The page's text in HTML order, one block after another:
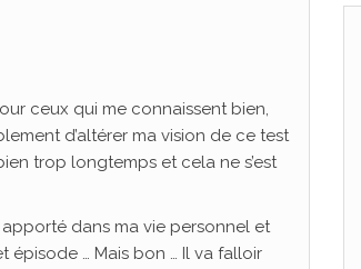
ceux qui me connaissent bien,
d’altérer ma vision de ce test
trop longtemps et cela ne s’est
dans ma vie personnel et
épisode … Mais bon … Il va falloir